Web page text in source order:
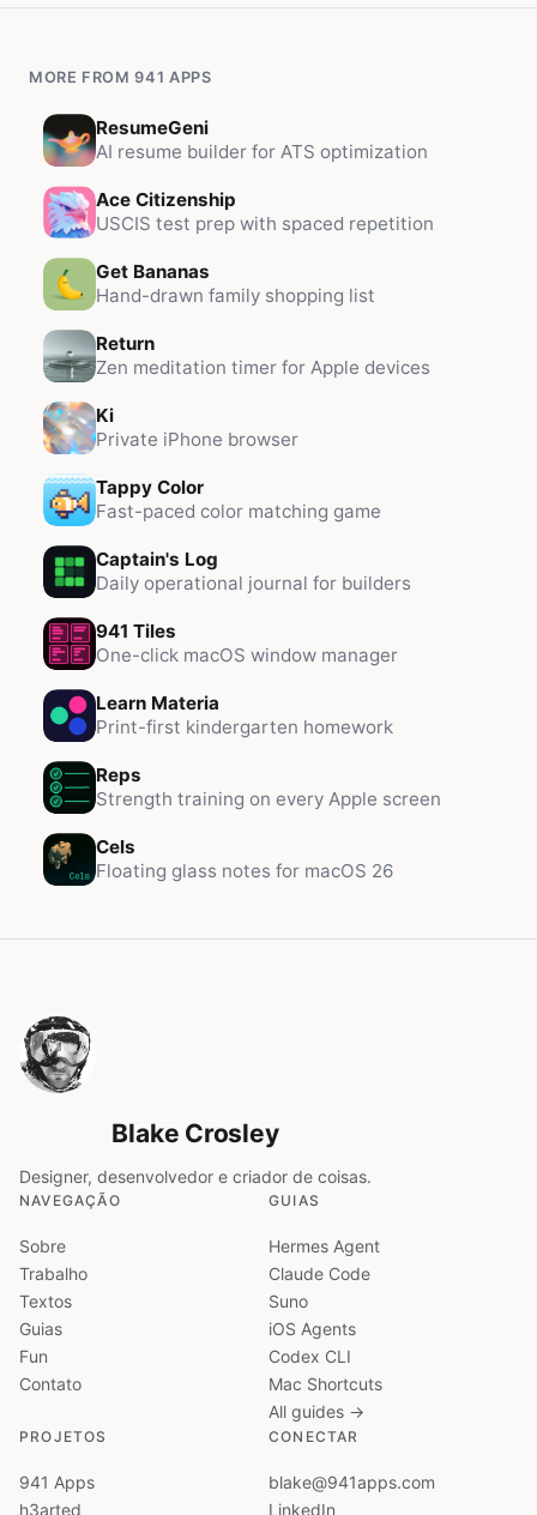
MORE FROM 941 APPS
ResumeGeni
AI resume builder for ATS optimization
Ace Citizenship
USCIS test prep with spaced repetition
Get Bananas
Hand-drawn family shopping list
Return
Zen meditation timer for Apple devices
Ki
Private iPhone browser
Tappy Color
Fast-paced color matching game
Captain's Log
Daily operational journal for builders
941 Tiles
One-click macOS window manager
Learn Materia
Print-first kindergarten homework
Reps
Strength training on every Apple screen
Cels
Floating glass notes for macOS 26
Blake Crosley
Designer, desenvolvedor e criador de coisas.
NAVEGAÇÃO
Sobre
Trabalho
Textos
Guias
Fun
Contato
GUIAS
Hermes Agent
Claude Code
Suno
iOS Agents
Codex CLI
Mac Shortcuts
All guides →
PROJETOS
941 Apps
h3arted
CONECTAR
blake@941apps.com
LinkedIn